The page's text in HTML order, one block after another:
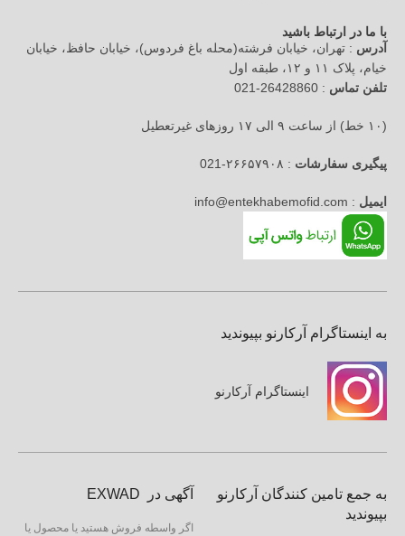
با ما در ارتباط باشید
آدرس : تهران، خیابان فرشته(محله باغ فردوس)، خیابان حافظ، خیابان
خیام، پلاک ۱۱ و ۱۲، طبقه اول
تلفن تماس : 26428860-021
(۱۰ خط) از ساعت ۹ الی ۱۷ روزهای غیرتعطیل
پیگیری سفارشات : ۲۶۶۵۷۹۰۸-021
ایمیل : info@entekhabemofid.com
به اینستاگرام آرکارنو بپیوندید
اینستاگرام آرکارنو
به جمع تامین کنندگان آرکارنو
بپیوندید
آگهی در EXWAD
اگر واسطه فروش هستید یا محصول یا